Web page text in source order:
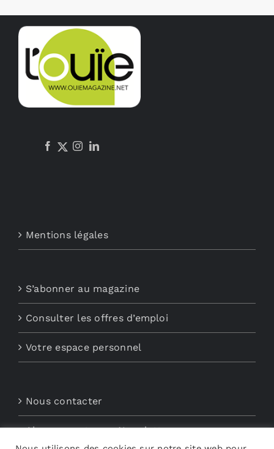
Mentions légales
S’abonner au magazine
Consulter les offres d’emploi
Votre espace personnel
Nous contacter
Abonnements aux Newsletters